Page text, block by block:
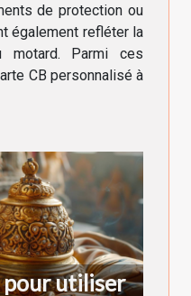
de protection ou
également refléter la
motard. Parmi ces
CB personnalisé à
utiliser